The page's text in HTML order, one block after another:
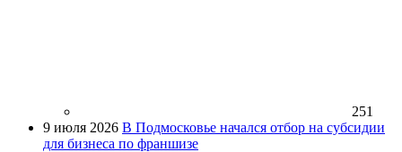
251
9 июля 2026 В Подмосковье начался отбор на субсидии
для бизнеса по франшизе